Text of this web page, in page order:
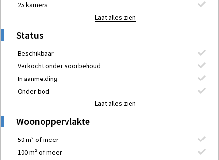
25 kamers
Laat alles zien
Status
Beschikbaar
Verkocht onder voorbehoud
In aanmelding
Onder bod
Laat alles zien
Woonoppervlakte
50 m² of meer
100 m² of meer